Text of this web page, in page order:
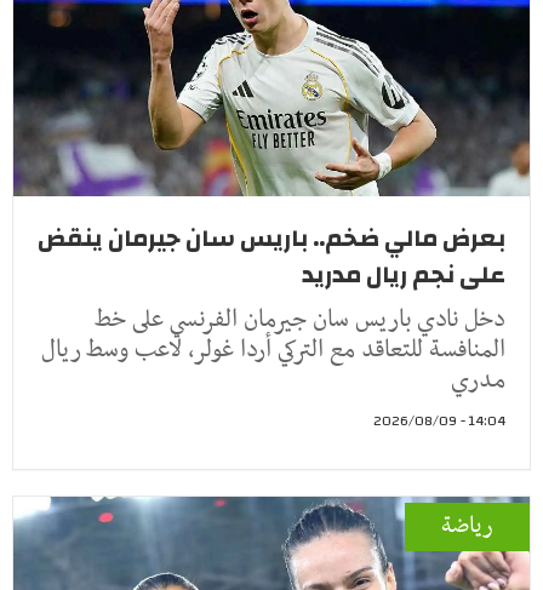
بعرض مالي ضخم.. باريس سان جيرمان ينقض
على نجم ريال مدريد
دخل نادي باريس سان جيرمان الفرنسي على خط
المنافسة للتعاقد مع التركي أردا غولر، لاعب وسط ريال
مدري
14:04 - 2026/08/09
رياضة